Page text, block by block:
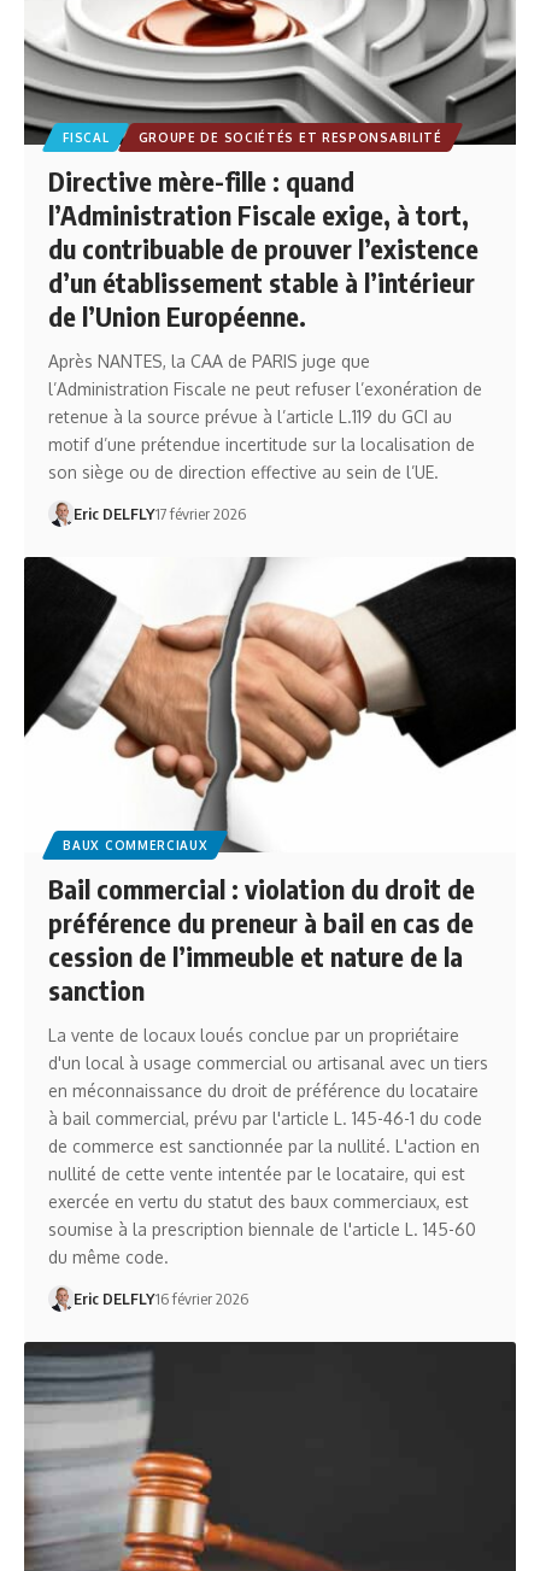
FISCAL GROUPE DE SOCIÉTÉS ET RESPONSABILITÉ
Directive mère-fille : quand
l’Administration Fiscale exige, à tort,
du contribuable de prouver l’existence
d’un établissement stable à l’intérieur
de l’Union Européenne.
Après NANTES, la CAA de PARIS juge que
l’Administration Fiscale ne peut refuser l’exonération de
retenue à la source prévue à l’article L.119 du GCI au
motif d’une prétendue incertitude sur la localisation de
son siège ou de direction effective au sein de l’UE.
Eric DELFLY17 février 2026
BAUX COMMERCIAUX
Bail commercial : violation du droit de
préférence du preneur à bail en cas de
cession de l’immeuble et nature de la
sanction
La vente de locaux loués conclue par un propriétaire
d'un local à usage commercial ou artisanal avec un tiers
en méconnaissance du droit de préférence du locataire
à bail commercial, prévu par l'article L. 145-46-1 du code
de commerce est sanctionnée par la nullité. L'action en
nullité de cette vente intentée par le locataire, qui est
exercée en vertu du statut des baux commerciaux, est
soumise à la prescription biennale de l'article L. 145-60
du même code.
Eric DELFLY16 février 2026